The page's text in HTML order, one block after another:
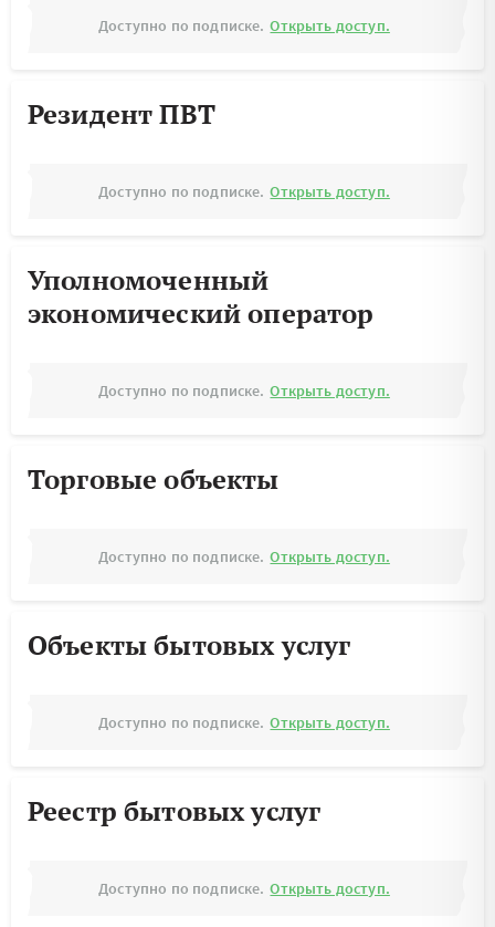
Доступно по подписке. Открыть доступ.
Резидент ПВТ
Доступно по подписке. Открыть доступ.
Уполномоченный
экономический оператор
Доступно по подписке. Открыть доступ.
Торговые объекты
Доступно по подписке. Открыть доступ.
Объекты бытовых услуг
Доступно по подписке. Открыть доступ.
Реестр бытовых услуг
Доступно по подписке. Открыть доступ.